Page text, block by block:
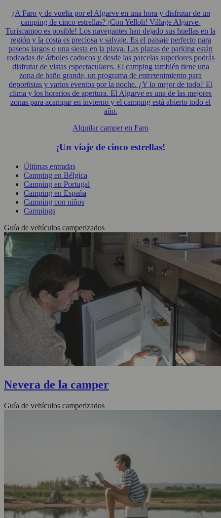
¿A Faro y de vuelta por el Algarve en una hora y disfrutar de un
camping de cinco estrellas? ¡Con Yelloh! Village Algarve-
Turiscampo es posible! Los navegantes han dejado sus huellas en la
región y la costa es preciosa y salvaje. Es el paisaje perfecto para
paseos largos o una siesta en la playa. Las plazas de parking están
rodeadas de árboles caducos y desde las parcelas superiores podrás
disfrutar de vistas espectaculares. El camping también tiene una
zona de baño grande, un programa de entretenimiento para
deportistas y varios eventos por la noche. ¿Y lo mejor de todo? El
clima y los horarios de apertura. El Algarve es una de las mejores
zonas para acampar en invierno y el camping está abierto todo el
año.
Alquilar camper en Faro
¡Un viaje de cinco estrellas!
Últimas entradas
Camping en Bélgica
Camping en Portugal
Camping en España
Camping con niños
Campings
Guía de vehículos camperizados
Nevera de la camper
Guía de vehículos camperizados